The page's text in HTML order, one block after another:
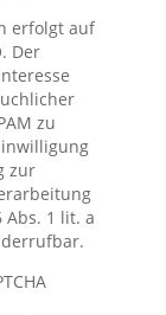
erfolgt auf
Der
zu
zur
1 lit. a